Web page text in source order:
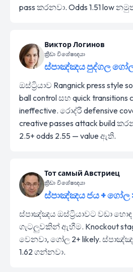
pass කරනවා. Odds 1.51 low
Виктор Логинов
ක්‍රීඩා විශේෂඥයා
ස්පාඤ්ඤය පුද්ගල ගෝල
ඔස්ට්‍රියාව Rangnick press
ball control සහ quick transitions
ineffective. රොද්රී defensive
creative passes attack build
2.5+ odds 2.55 — value ඇති.
Тот самый Австриец
ක්‍රීඩා විශේෂඥයා
ස්පාඤ්ඤය ජය + ගෝල
ස්පාඤ්ඤය ඔස්ට්‍රියාවට වඩා
ගැටලුවකින් ඇහීම. Knockout
වෙනවා, ගෝල 2+ likely.
1.62 ගන්නවා.